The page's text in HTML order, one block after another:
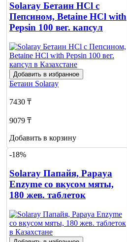
Solaray Бетаин HCl с
Пепсином, Betaine HCl with
Pepsin 100 вег. капсул
Добавить в избранное
Бетаин Solaray
7430 ₸
9079 ₸
Добавить в корзину
-18%
Solaray Папайя, Papaya
Enzyme со вкусом мяты,
180 жев. таблеток